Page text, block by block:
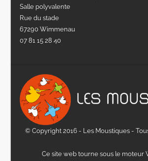
Salle polyvalente
Rue du stade
67290 Wimmenau
07 81 15 28 40
© Copyright 2016 - Les Moustiques -
Ce site web tourne sous le moteur